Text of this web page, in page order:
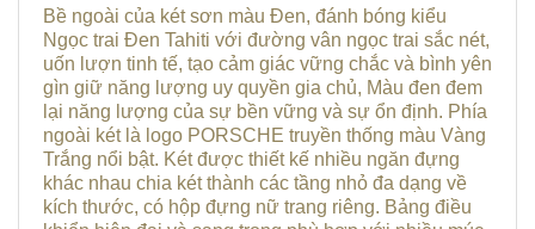
Bề ngoài của két sơn màu Đen, đánh bóng kiểu
Ngọc trai Đen Tahiti với đường vân ngọc trai sắc nét,
uốn lượn tinh tế, tạo cảm giác vững chắc và bình yên
gìn giữ năng lượng uy quyền gia chủ, Màu đen đem
lại năng lượng của sự bền vững và sự ổn định. Phía
ngoài két là logo PORSCHE truyền thống màu Vàng
Trắng nổi bật. Két được thiết kế nhiều ngăn đựng
khác nhau chia két thành các tầng nhỏ đa dạng về
kích thước, có hộp đựng nữ trang riêng. Bảng điều